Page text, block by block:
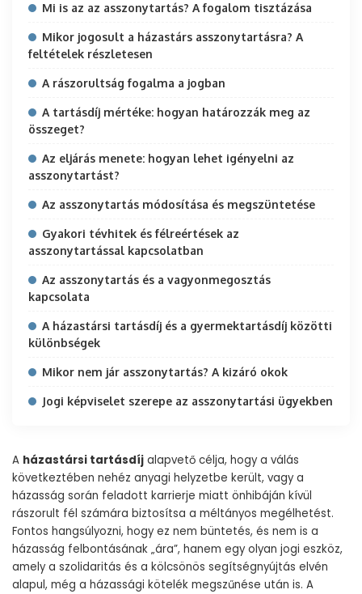
Mi is az az asszonytartás? A fogalom tisztázása
Mikor jogosult a házastárs asszonytartásra? A
feltételek részletesen
A rászorultság fogalma a jogban
A tartásdíj mértéke: hogyan határozzák meg az
összeget?
Az eljárás menete: hogyan lehet igényelni az
asszonytartást?
Az asszonytartás módosítása és megszüntetése
Gyakori tévhitek és félreértések az
asszonytartással kapcsolatban
Az asszonytartás és a vagyonmegosztás
kapcsolata
A házastársi tartásdíj és a gyermektartásdíj közötti
különbségek
Mikor nem jár asszonytartás? A kizáró okok
Jogi képviselet szerepe az asszonytartási ügyekben
A házastársi tartásdíj alapvető célja, hogy a válás
következtében nehéz anyagi helyzetbe került, vagy a
házasság során feladott karrierje miatt önhibáján kívül
rászorult fél számára biztosítsa a méltányos megélhetést.
Fontos hangsúlyozni, hogy ez nem büntetés, és nem is a
házasság felbontásának „ára”, hanem egy olyan jogi eszköz,
amely a szolidaritás és a kölcsönös segítségnyújtás elvén
alapul, még a házassági kötelék megszűnése után is. A